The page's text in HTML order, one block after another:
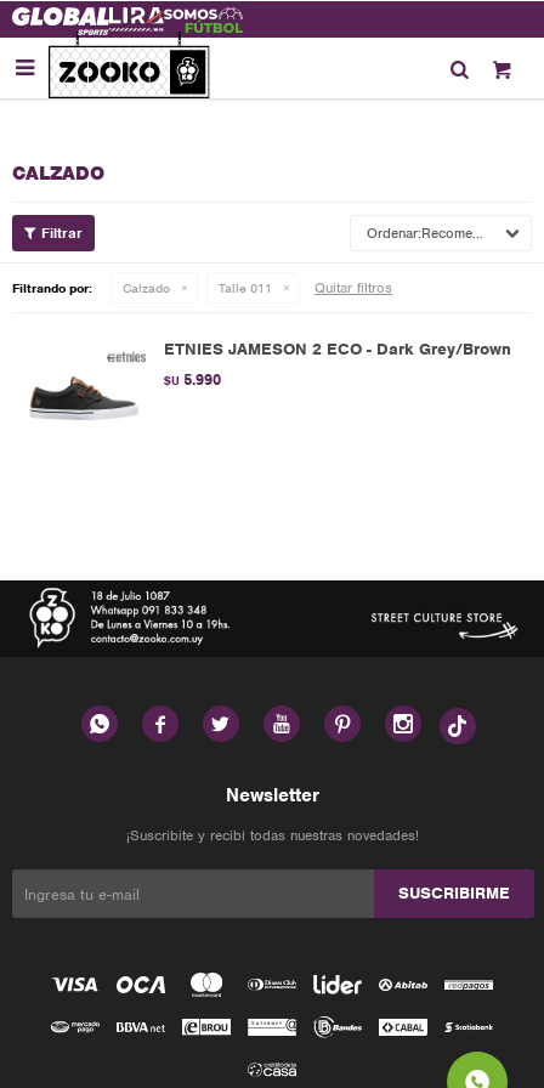

CALZADO
Recomendados
Filtrando por: Calzado Talle 011 Quitar filtros
ETNIES JAMESON 2 ECO - Dark Grey/Brown
$U 5.990
     
Newsletter
¡Suscribite y recibí todas nuestras novedades!
SUSCRIBIRME